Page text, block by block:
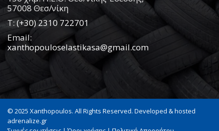
57008 Θεσ/νίκη
Τ:(+30) 2310 722701
Email:
xanthopouloselastikasa@gmail.com
© 2025 Xanthopoulos. All Rights Reserved. Developed & hosted
adrenalize.gr